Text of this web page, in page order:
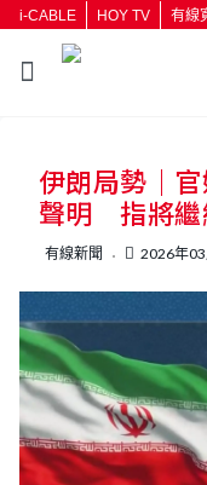
i-CABLE HOY TV 有線
伊朗局勢｜
聲明 指將繼
有線新聞 2026年03